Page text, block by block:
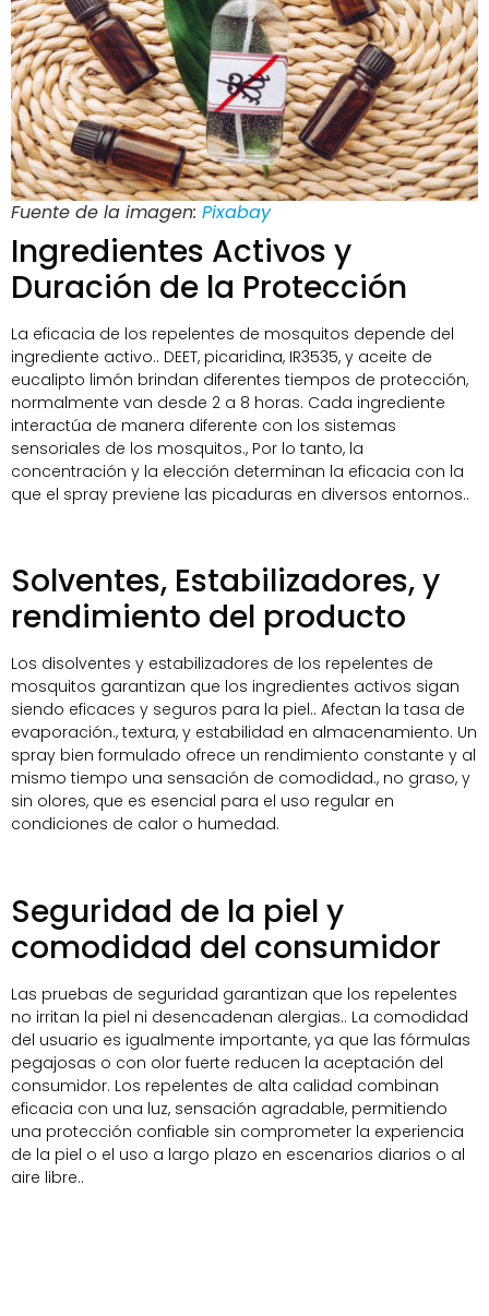
Fuente de la imagen: Pixabay
Ingredientes Activos y
Duración de la Protección
La eficacia de los repelentes de mosquitos depende del
ingrediente activo.. DEET, picaridina, IR3535, y aceite de
eucalipto limón brindan diferentes tiempos de protección,
normalmente van desde 2 a 8 horas. Cada ingrediente
interactúa de manera diferente con los sistemas
sensoriales de los mosquitos., Por lo tanto, la
concentración y la elección determinan la eficacia con la
que el spray previene las picaduras en diversos entornos..
Solventes, Estabilizadores, y
rendimiento del producto
Los disolventes y estabilizadores de los repelentes de
mosquitos garantizan que los ingredientes activos sigan
siendo eficaces y seguros para la piel.. Afectan la tasa de
evaporación., textura, y estabilidad en almacenamiento. Un
spray bien formulado ofrece un rendimiento constante y al
mismo tiempo una sensación de comodidad., no graso, y
sin olores, que es esencial para el uso regular en
condiciones de calor o humedad.
Seguridad de la piel y
comodidad del consumidor
Las pruebas de seguridad garantizan que los repelentes
no irritan la piel ni desencadenan alergias.. La comodidad
del usuario es igualmente importante, ya que las fórmulas
pegajosas o con olor fuerte reducen la aceptación del
consumidor. Los repelentes de alta calidad combinan
eficacia con una luz, sensación agradable, permitiendo
una protección confiable sin comprometer la experiencia
de la piel o el uso a largo plazo en escenarios diarios o al
aire libre..